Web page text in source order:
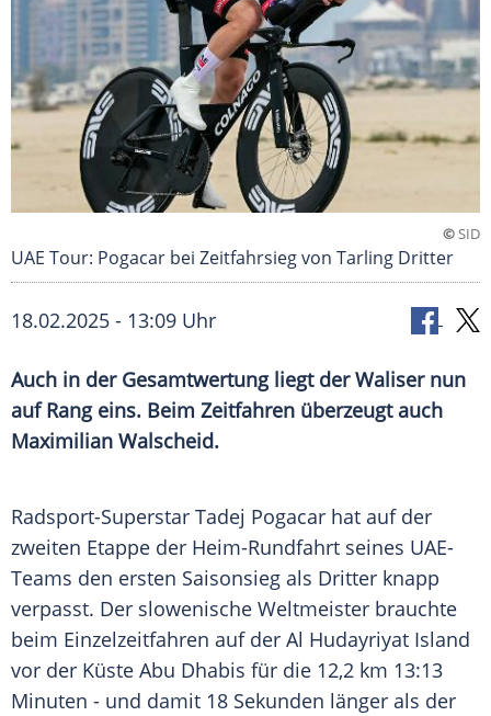
©SID
UAE Tour: Pogacar bei Zeitfahrsieg von Tarling Dritter
18.02.2025 - 13:09 Uhr
Auch in der Gesamtwertung liegt der Waliser nun
auf Rang eins. Beim Zeitfahren überzeugt auch
Maximilian Walscheid.
Radsport-Superstar Tadej Pogacar hat auf der
zweiten Etappe der Heim-Rundfahrt seines UAE-
Teams den ersten Saisonsieg als Dritter knapp
verpasst. Der slowenische Weltmeister brauchte
beim Einzelzeitfahren auf der Al Hudayriyat Island
vor der Küste Abu Dhabis für die 12,2 km 13:13
Minuten - und damit 18 Sekunden länger als der